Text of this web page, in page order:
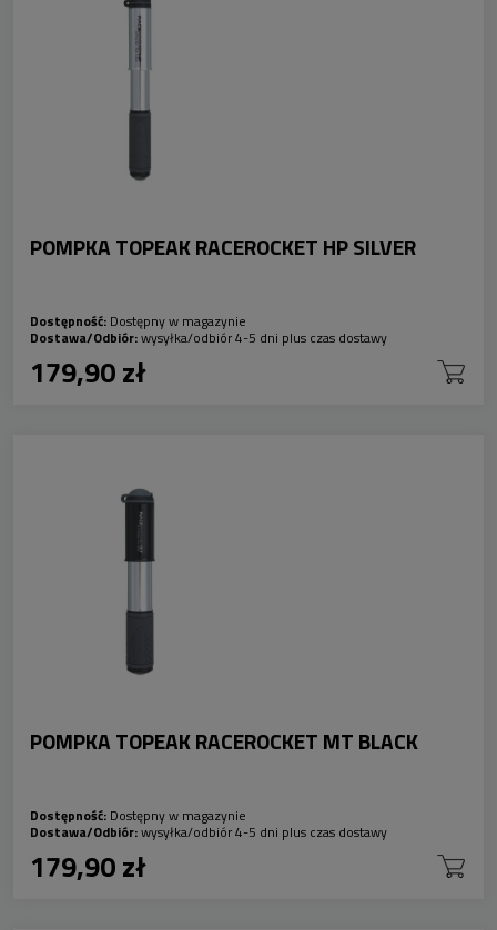
POMPKA TOPEAK RACEROCKET HP SILVER
Dostępność: Dostępny w magazynie
Dostawa/Odbiór:wysyłka/odbiór 4-5 dni plus czas dostawy
179,90 zł
POMPKA TOPEAK RACEROCKET MT BLACK
Dostępność: Dostępny w magazynie
Dostawa/Odbiór:wysyłka/odbiór 4-5 dni plus czas dostawy
179,90 zł